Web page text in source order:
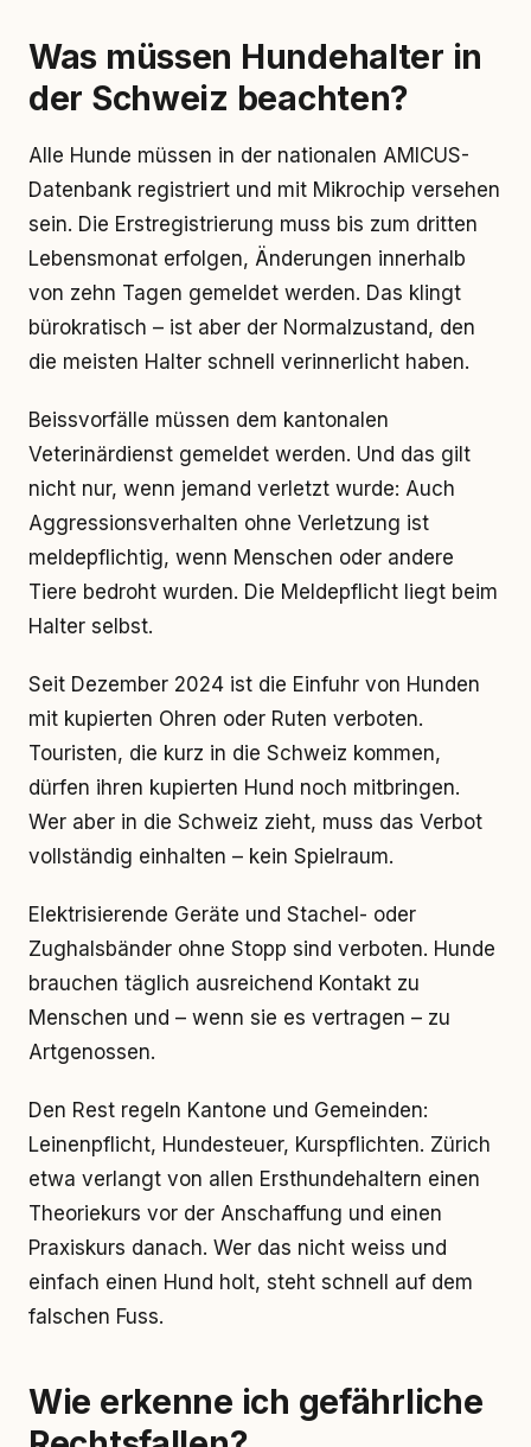
Was müssen Hundehalter in
der Schweiz beachten?
Alle Hunde müssen in der nationalen AMICUS-
Datenbank registriert und mit Mikrochip versehen
sein. Die Erstregistrierung muss bis zum dritten
Lebensmonat erfolgen, Änderungen innerhalb
von zehn Tagen gemeldet werden. Das klingt
bürokratisch – ist aber der Normalzustand, den
die meisten Halter schnell verinnerlicht haben.
Beissvorfälle müssen dem kantonalen
Veterinärdienst gemeldet werden. Und das gilt
nicht nur, wenn jemand verletzt wurde: Auch
Aggressionsverhalten ohne Verletzung ist
meldepflichtig, wenn Menschen oder andere
Tiere bedroht wurden. Die Meldepflicht liegt beim
Halter selbst.
Seit Dezember 2024 ist die Einfuhr von Hunden
mit kupierten Ohren oder Ruten verboten.
Touristen, die kurz in die Schweiz kommen,
dürfen ihren kupierten Hund noch mitbringen.
Wer aber in die Schweiz zieht, muss das Verbot
vollständig einhalten – kein Spielraum.
Elektrisierende Geräte und Stachel- oder
Zughalsbänder ohne Stopp sind verboten. Hunde
brauchen täglich ausreichend Kontakt zu
Menschen und – wenn sie es vertragen – zu
Artgenossen.
Den Rest regeln Kantone und Gemeinden:
Leinenpflicht, Hundesteuer, Kurspflichten. Zürich
etwa verlangt von allen Ersthundehaltern einen
Theoriekurs vor der Anschaffung und einen
Praxiskurs danach. Wer das nicht weiss und
einfach einen Hund holt, steht schnell auf dem
falschen Fuss.
Wie erkenne ich gefährliche